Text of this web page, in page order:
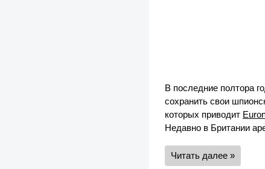
В последние полтора
сохранить свои
которых приводит
Недавно в Британии
Читать далее »